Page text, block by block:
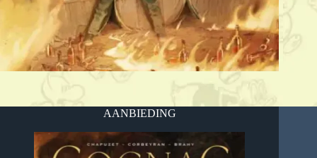
AANBIEDING